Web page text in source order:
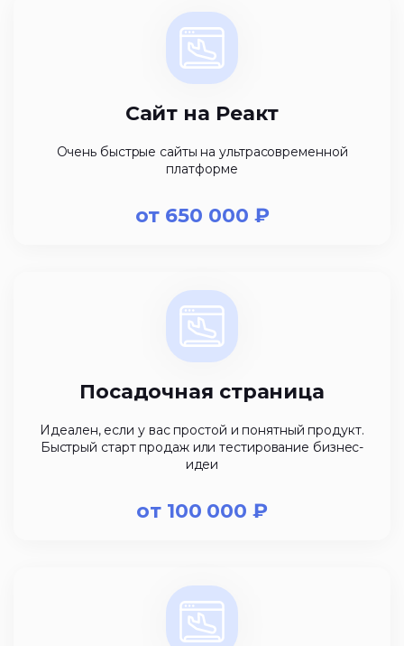
Сайт на Реакт
Очень быстрые сайты на ультрасовременной
платформе
от 650 000 ₽
Посадочная страница
Идеален, если у вас простой и понятный продукт.
Быстрый старт продаж или тестирование бизнес-
идеи
от 100 000 ₽